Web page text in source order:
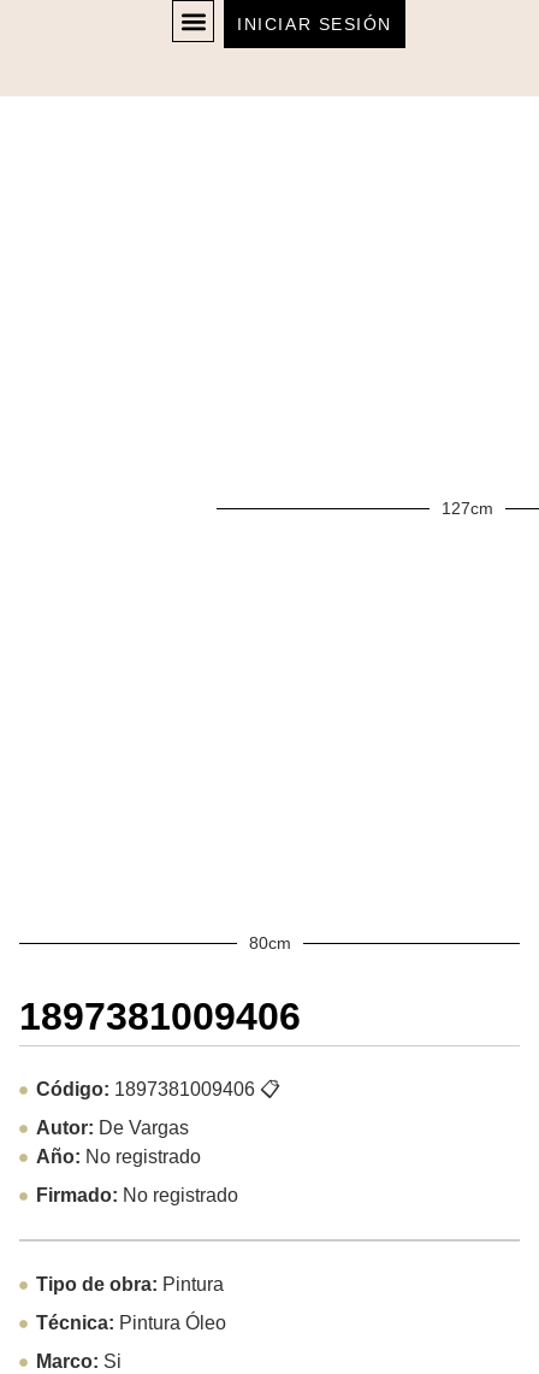
INICIAR SESIÓN
80cm
127cm
1897381009406
Código: 1897381009406📋
Autor: De Vargas
Año: No registrado
Firmado: No registrado
Tipo de obra: Pintura
Técnica: Pintura Óleo
Marco: Si